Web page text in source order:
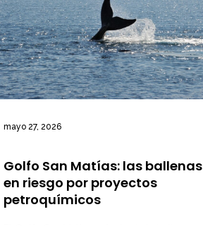
mayo 27, 2026
Golfo San Matías: las ballenas
en riesgo por proyectos
petroquímicos